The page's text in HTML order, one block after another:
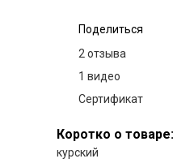
Поделиться
2 отзыва
1 видео
Сертификат
Коротко о товаре:
курский